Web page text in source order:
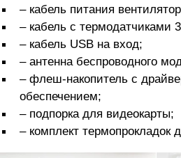
– кабель питания
– кабель с термодатчиками
– кабель USB на вход;
– антенна беспроводного
– флеш-накопитель с
обеспечением;
– подпорка для видеокарты;
– комплект термопрокладок